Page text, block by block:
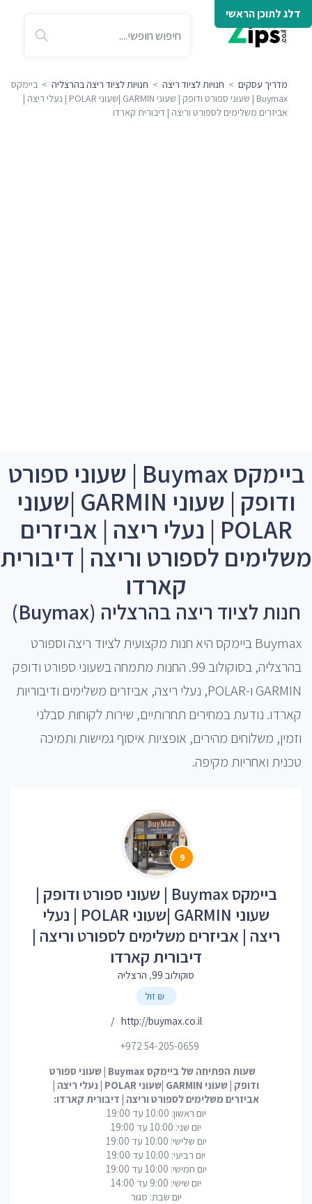
דלג לתוכן הראשי
מדריך עסקים > חנויות לציוד ריצה > חנויות לציוד ריצה בהרצליה > ביימקס
Buymax | שעוני ספורט ודופק | שעוני GARMIN |שעוני POLAR | נעלי ריצה |
אביזרים משלימים לספורט וריצה | דיבורית קארדו
ביימקס Buymax | שעוני ספורט
ודופק | שעוני GARMIN |שעוני
POLAR | נעלי ריצה | אביזרים
משלימים לספורט וריצה | דיבורית
קארדו
חנות לציוד ריצה בהרצליה (Buymax)
Buymax ביימקס היא חנות מקצועית לציוד ריצה וספורט
בהרצליה, בסוקולוב 99. החנות מתמחה בשעוני ספורט ודופק
GARMIN ו-POLAR, נעלי ריצה, אביזרים משלימים ודיבוריות
קארדו. נודעת במחירים תחרותיים, שירות לקוחות סבלני
וזמין, משלוחים מהירים, אופציות איסוף גמישות ותמיכה
טכנית ואחריות מקיפה.
9
ביימקס Buymax | שעוני ספורט ודופק |
שעוני GARMIN |שעוני POLAR | נעלי
ריצה | אביזרים משלימים לספורט וריצה |
דיבורית קארדו
סוקולוב 99 , הרצליה
₪ זול
http://buymax.co.il/
+972 54-205-0659
שעות הפתיחה של ביימקס Buymax | שעוני ספורט
ודופק | שעוני GARMIN |שעוני POLAR | נעלי ריצה |
אביזרים משלימים לספורט וריצה | דיבורית קארדו:
יום ראשון: 10:00 עד 19:00
יום שני: 10:00 עד 19:00
יום שלישי: 10:00 עד 19:00
יום רביעי: 10:00 עד 19:00
יום חמישי: 10:00 עד 19:00
יום שישי: 9:00 עד 14:00
יום שבת: סגור